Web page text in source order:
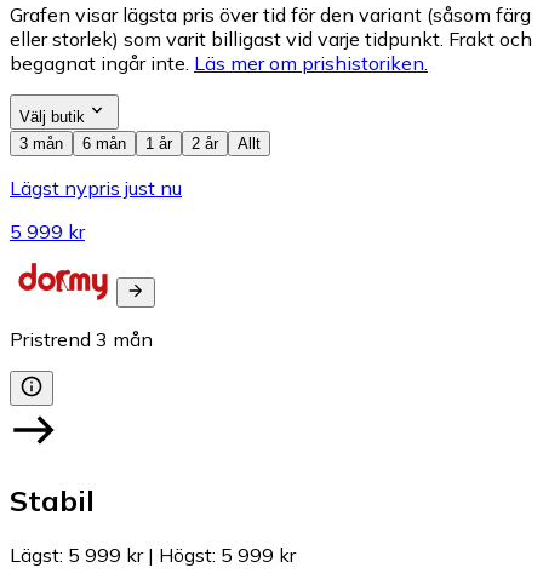
Grafen visar lägsta pris över tid för den variant (såsom färg
eller storlek) som varit billigast vid varje tidpunkt. Frakt och
begagnat ingår inte. Läs mer om prishistoriken.
Välj butik
3 mån
6 mån 1 år 2 år Allt
Lägst nypris just nu
5 999 kr
Pristrend 3 mån
Stabil
Lägst: 5 999 kr| Högst: 5 999 kr